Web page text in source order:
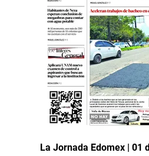
La Jornada Edomex | 01